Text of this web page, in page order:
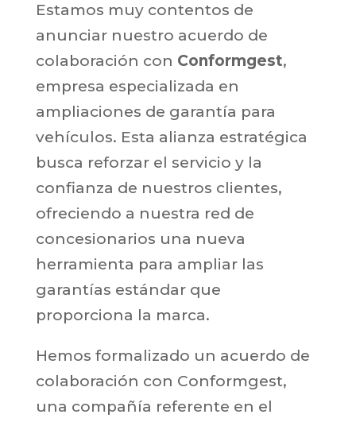
Estamos muy contentos de
anunciar nuestro acuerdo de
colaboración con Conformgest,
empresa especializada en
ampliaciones de garantía para
vehículos. Esta alianza estratégica
busca reforzar el servicio y la
confianza de nuestros clientes,
ofreciendo a nuestra red de
concesionarios una nueva
herramienta para ampliar las
garantías estándar que
proporciona la marca.
Hemos formalizado un acuerdo de
colaboración con Conformgest,
una compañía referente en el